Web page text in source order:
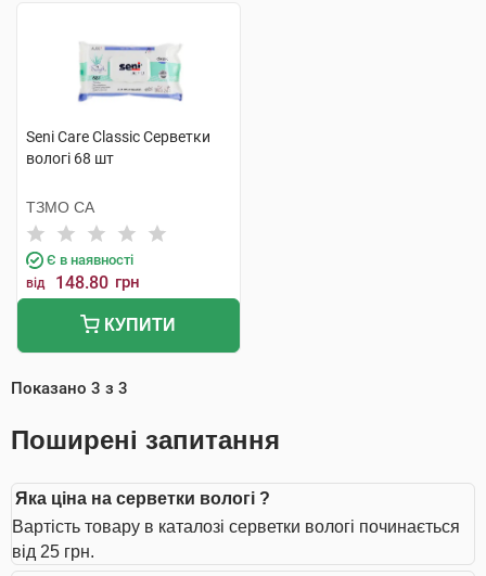
Seni Care Classic Серветки
вологі 68 шт
ТЗМО СА
Є в наявності
від 148.80 грн
КУПИТИ
Показано 3 з 3
Поширені запитання
Яка ціна на серветки вологі ?
Вартість товару в каталозі серветки вологі починається
від 25 грн.